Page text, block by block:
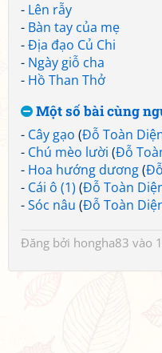
- Lên rẫy
- Bàn tay của mẹ
-Địa đạo Củ Chi
- Ngày giỗ cha
- Hồ Than Thở
Một số bài cùng
- Cây gạo (Đỗ Toàn
- Chú mèo lười (Đỗ
- Hoa hướng dương(
- Cái ô (1) (Đỗ Toàn
-Sóc nâu (Đỗ Toàn
Đăng bởi hongha83 vào